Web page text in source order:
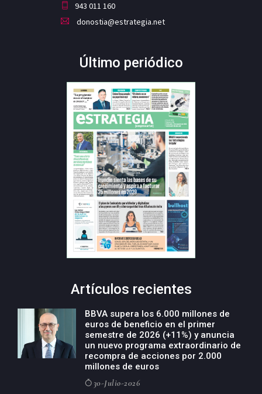
943 011 160
donostia@estrategia.net
Último periódico
Artículos recientes
BBVA supera los 6.000 millones de
euros de beneficio en el primer
semestre de 2026 (+11%) y anuncia
un nuevo programa extraordinario de
recompra de acciones por 2.000
millones de euros
30-Julio-2026